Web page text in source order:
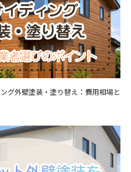
グ外壁塗装・塗り替え：費用相場と